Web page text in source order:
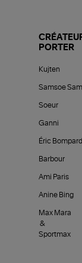
PORTER
Kujten
Samsoe
Soeur
Ganni
Éric Bompard
Barbour
Ami Paris
Anine Bing
Max Mara
&
Sportmax